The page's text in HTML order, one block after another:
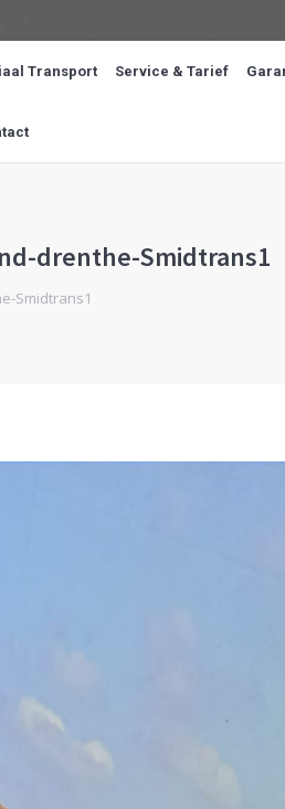
Transport Service & Tarief
drenthe-Smidtrans1
Smidtrans1